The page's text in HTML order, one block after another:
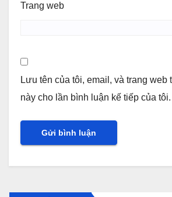
Trang web
Lưu tên của tôi, email, và trang web
này cho lần bình luận kế tiếp của tôi.